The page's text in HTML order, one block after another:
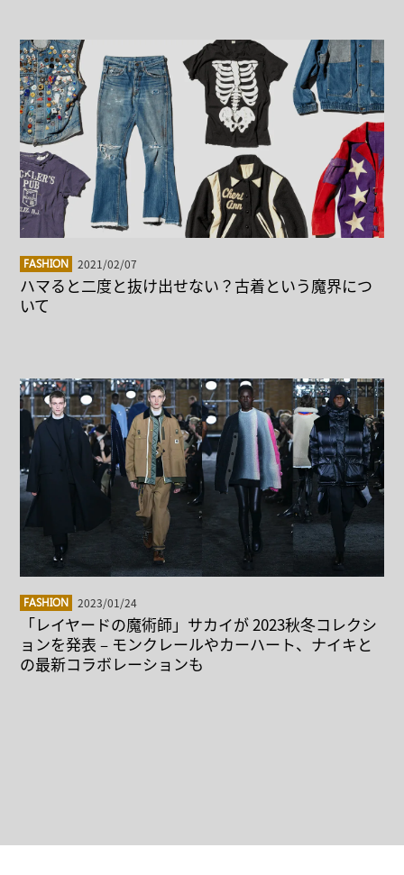
FASHION 2021/02/07
ハマると二度と抜け出せない？古着という魔界につ
いて
FASHION 2023/01/24
「レイヤードの魔術師」サカイが 2023秋冬コレクシ
ョンを発表 – モンクレールやカーハート、ナイキと
の最新コラボレーションも